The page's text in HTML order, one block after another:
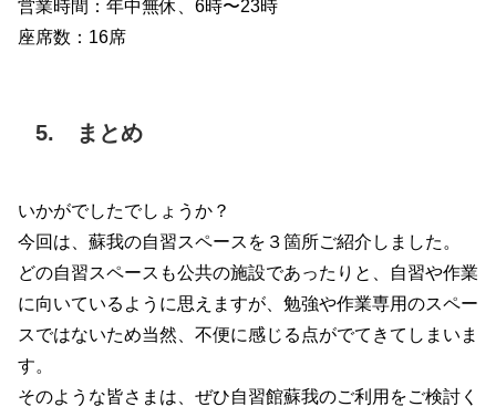
営業時間：年中無休、6時〜23時
座席数：16席
5. まとめ
いかがでしたでしょうか？
今回は、蘇我の自習スペースを３箇所ご紹介しました。
どの自習スペースも公共の施設であったりと、自習や作業
に向いているように思えますが、勉強や作業専用のスペー
スではないため当然、不便に感じる点がでてきてしまいま
す。
そのような皆さまは、ぜひ自習館蘇我のご利用をご検討く